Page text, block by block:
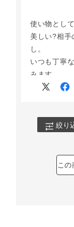
使い物とし
美しい?相手
し。
いつも丁寧
みます。
絞り
こ